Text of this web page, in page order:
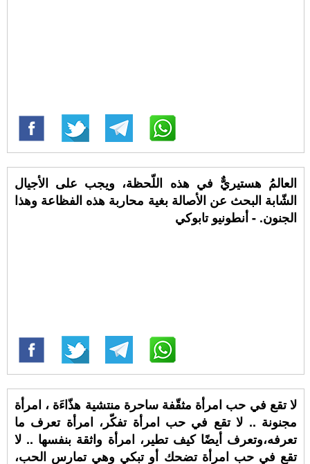
العالمُ هستيريٌّ في هذه اللّحظة، ويجب على الأجيال
الشّابة البحث عن الأصالة بغية محاربة هذه الفظاعة وهذا
الجنون. - أنطونيو تابوكي
لا تقع في حب امرأة مثقّفة ساحرة منتشية هذّاءَة ، امرأة
مجنونة .. لا تقع في حب امرأة تفكّر، امرأة تعرف ما
تعرفه،وتعرف أيضًا كيف تطير، امرأة واثقة بنفسها .. لا
تقع في حب امرأة تضحك أو تبكي وهي تمارس الحب،